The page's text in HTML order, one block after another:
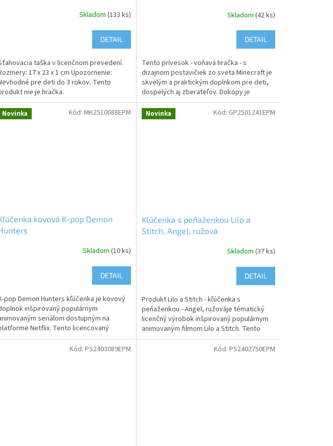
Skladom (133 ks)
DETAIL
taška v licenčnom prevedení.
17 x 23 x 1 cm Upozornenie:
pre deti do 3 rokov. Tento
nie je hračka.
Skladom (42 ks)
DETAIL
Tento prívesok - voňavá hračka - s
dizajnom postavičiek zo sveta Minecraft je
skvelým a praktickým doplnkom pre deti,
dospelých aj zberateľov. Dokopy je
možné...
Novinka
kovová K-pop Demon
Skladom (10 ks)
DETAIL
pop Demon Hunters kľúčenka je kovový
inšpirovaný populárnym
seriálom dostupným na
Netflix. Tento licencovaný
spadá so kategórie merch a...
Kód: MK2510688EPM Novinka
Kľúčenka s peňaženkou Lilo a
Stitch, Angel, ružová
Skladom (37 ks)
DETAIL
Produkt Lilo a Stitch - kľúčenka s
peňaženkou - Angel, ružováje tématický
licenčný výrobok inšpirovaný populárnym
animovaným filmom Lilo a Stitch. Tento
produkt kombinuje...
Kód: GP2501241EPM
Kód: PS2403089EPM Kód: PS2402750EPM